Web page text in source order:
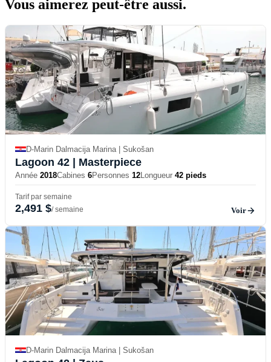
Vous aimerez peut-être aussi.
D-Marin Dalmacija Marina | Sukošan
Lagoon 42 | Masterpiece
Année 2018Cabines 6Personnes 12Longueur 42 pieds
Tarif par semaine
2,491 $/ semaine Voir
D-Marin Dalmacija Marina | Sukošan